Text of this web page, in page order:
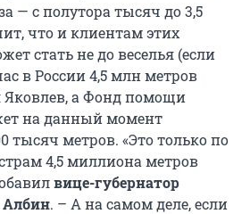
— с полутора тысяч до 3,5
что и клиентам этих
стать не до веселья (если
в России 4,5 млн метров
Яковлев, а Фонд помощи
на данный момент
тысяч метров. «Это только по
4,5 миллиона метров
вице-губернатор
Албин. – А на самом деле, если